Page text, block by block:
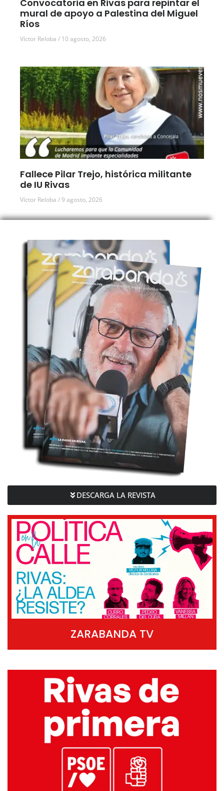
Convocatoria en Rivas para repintar el
mural de apoyo a Palestina del Miguel
Ríos
Víctor Reloba 10 agosto, 2026
Fallece Pilar Trejo, histórica militante
de IU Rivas
Víctor Reloba 9 agosto, 2026
DESCARGA LA REVISTA
ZARABANDA TV